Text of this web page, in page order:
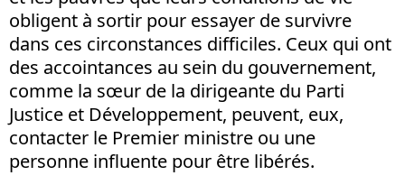
obligent à sortir pour essayer de survivre
dans ces circonstances difficiles. Ceux qui ont
des accointances au sein du gouvernement,
comme la sœur de la dirigeante du Parti
Justice et Développement, peuvent, eux,
contacter le Premier ministre ou une
personne influente pour être libérés.